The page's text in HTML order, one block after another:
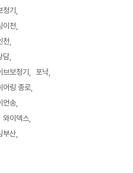
청기
이천
천
담
브보청기
포낙
어링 종로
언송
와이덱스
부산